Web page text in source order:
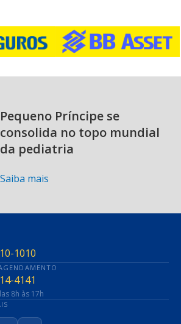
Pequeno Príncipe se
consolida no topo mundial
da pediatria
Saiba mais
1010
4141
8h às 17h